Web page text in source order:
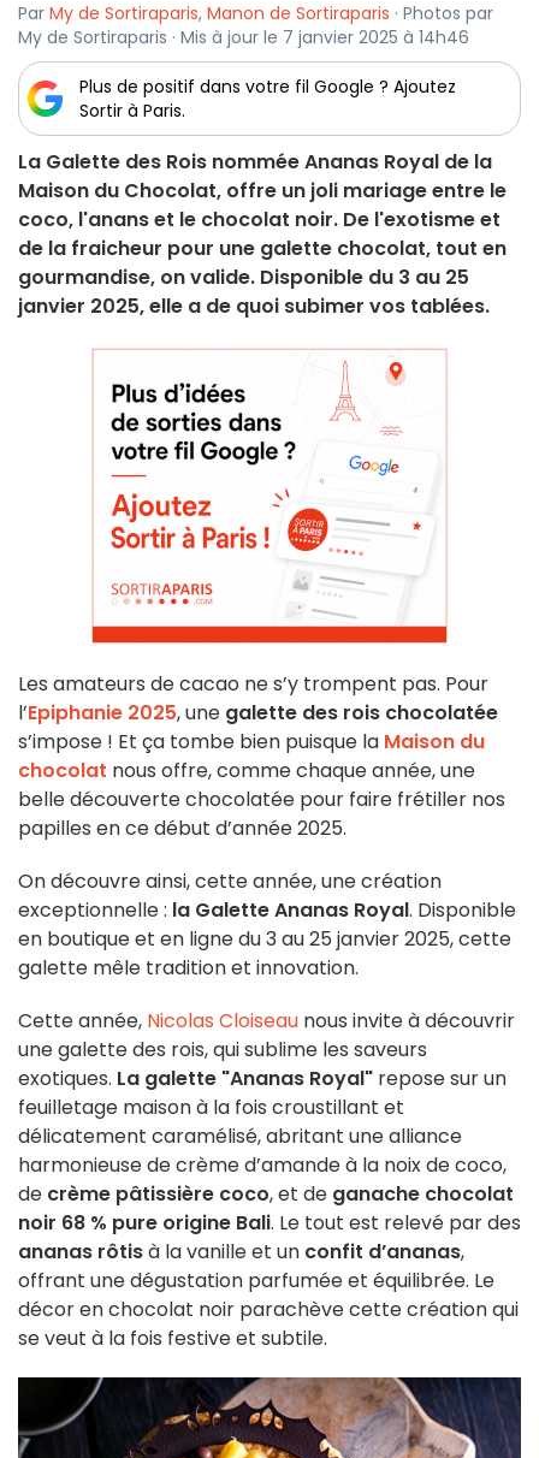
Par My de Sortiraparis, Manon de Sortiraparis · Photos par
My de Sortiraparis · Mis à jour le 7 janvier 2025 à 14h46
Plus de positif dans votre fil Google ? Ajoutez
Sortir à Paris.
La Galette des Rois nommée Ananas Royal de la
Maison du Chocolat, offre un joli mariage entre le
coco, l'anans et le chocolat noir. De l'exotisme et
de la fraicheur pour une galette chocolat, tout en
gourmandise, on valide. Disponible du 3 au 25
janvier 2025, elle a de quoi subimer vos tablées.
Les amateurs de cacao ne s’y trompent pas. Pour
l’Epiphanie 2025, une galette des rois chocolatée
s’impose ! Et ça tombe bien puisque la Maison du
chocolat nous offre, comme chaque année, une
belle découverte chocolatée pour faire frétiller nos
papilles en ce début d’année 2025.
On découvre ainsi, cette année, une création
exceptionnelle : la Galette Ananas Royal. Disponible
en boutique et en ligne du 3 au 25 janvier 2025, cette
galette mêle tradition et innovation.
Cette année, Nicolas Cloiseau nous invite à découvrir
une galette des rois, qui sublime les saveurs
exotiques. La galette "Ananas Royal" repose sur un
feuilletage maison à la fois croustillant et
délicatement caramélisé, abritant une alliance
harmonieuse de crème d’amande à la noix de coco,
de crème pâtissière coco, et de ganache chocolat
noir 68 % pure origine Bali. Le tout est relevé par des
ananas rôtisà la vanille et un confit d’ananas,
offrant une dégustation parfumée et équilibrée. Le
décor en chocolat noir parachève cette création qui
se veut à la fois festive et subtile.